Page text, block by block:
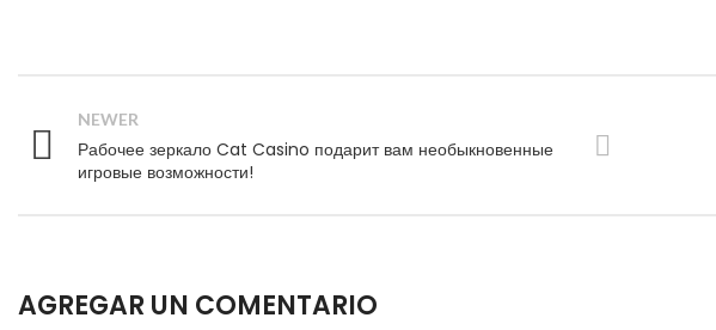
NEWER
Рабочее зеркало Cat Casino подарит вам необыкновенные
игровые возможности!
AGREGAR UN COMENTARIO